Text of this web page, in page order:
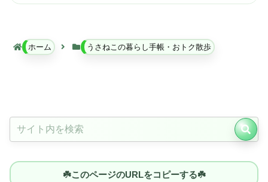
ホーム うさねこの暮らし手帳・おトク散歩
☘️このページのURLをコピーする☘️